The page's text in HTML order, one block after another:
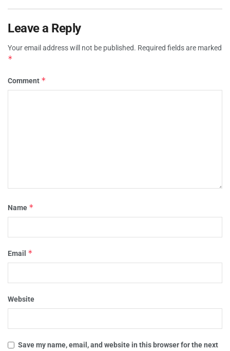
Leave a Reply
Your email address will not be published. Required fields are marked
*
Comment *
Name *
Email *
Website
Save my name, email, and website in this browser for the next